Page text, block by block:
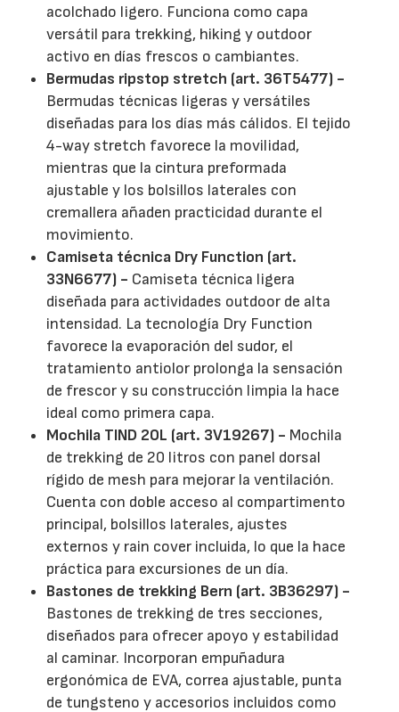
acolchado ligero. Funciona como capa
versátil para trekking, hiking y outdoor
activo en días frescos o cambiantes.
Bermudas ripstop stretch (art. 36T5477) -
Bermudas técnicas ligeras y versátiles
diseñadas para los días más cálidos. El tejido
4-way stretch favorece la movilidad,
mientras que la cintura preformada
ajustable y los bolsillos laterales con
cremallera añaden practicidad durante el
movimiento.
Camiseta técnica Dry Function (art.
33N6677) - Camiseta técnica ligera
diseñada para actividades outdoor de alta
intensidad. La tecnología Dry Function
favorece la evaporación del sudor, el
tratamiento antiolor prolonga la sensación
de frescor y su construcción limpia la hace
ideal como primera capa.
Mochila TIND 20L (art. 3V19267) - Mochila
de trekking de 20 litros con panel dorsal
rígido de mesh para mejorar la ventilación.
Cuenta con doble acceso al compartimento
principal, bolsillos laterales, ajustes
externos y rain cover incluida, lo que la hace
práctica para excursiones de un día.
Bastones de trekking Bern (art. 3B36297) -
Bastones de trekking de tres secciones,
diseñados para ofrecer apoyo y estabilidad
al caminar. Incorporan empuñadura
ergonómica de EVA, correa ajustable, punta
de tungsteno y accesorios incluidos como